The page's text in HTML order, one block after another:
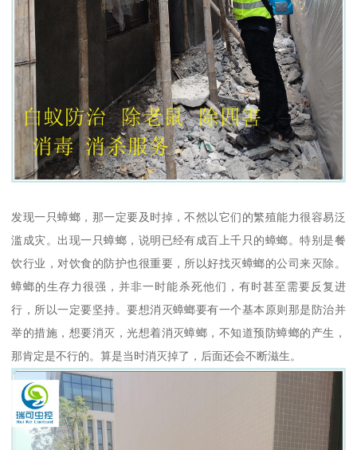
发现一只蟑螂，那一定要及时掉，不然以它们的繁殖能力很容易泛
滥成灾。出现一只蟑螂，说明已经有成百上千只的蟑螂。特别是餐
饮行业，对饮食的防护也很重要，所以好找灭蟑螂的公司来灭除。
蟑螂的生存力很强，并非一时能杀死他们，有时甚至需要反复进
行，所以一定要坚持。要想消灭蟑螂要有一个基本原则那是防治并
举的措施，想要消灭，光想着消灭蟑螂，不知道预防蟑螂的产生，
那肯定是不行的。算是当时消灭掉了，后面还会不断滋生。